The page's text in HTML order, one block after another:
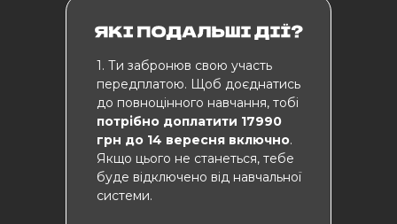
1. Ти забронюв свою участь
передплатою. Щоб доєднатись
до повноцінного навчання, тобі
потрібно доплатити 17990
грн до 14 вересня включно.
Якщо цього не станеться, тебе
буде відключено від навчальної
системи.